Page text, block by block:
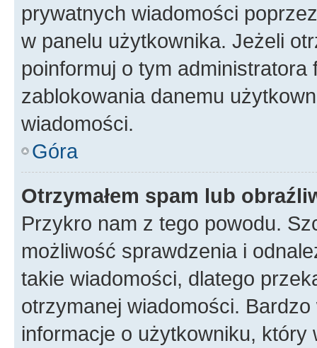
prywatnych wiadomości
w panelu użytkownika. Jeżeli
poinformuj o tym
zablokowania danemu
wiadomości.
Góra
Otrzymałem spam lub
Przykro nam z tego powodu.
możliwość sprawdzenia i
takie wiadomości, dlatego
otrzymanej wiadomości.
informacje o użytkowniku, który